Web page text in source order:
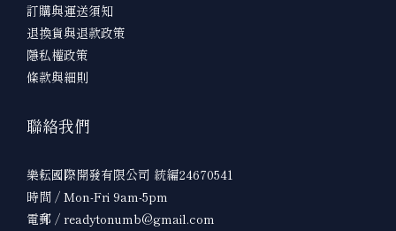
訂購與運送須知
退換貨與退款政策
隱私權政策
條款與細則
聯絡我們
樂耘國際開發有限公司 統編24670541
時間 / Mon-Fri 9am-5pm
電郵 / readytonumb@gmail.com